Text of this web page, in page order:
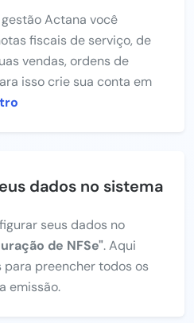
Actana você
fiscais de serviço, de
vendas, ordens de
isso crie sua conta em
dados no sistema
seus dados no
de NFSe". Aqui
para preencher todos os
emissão.